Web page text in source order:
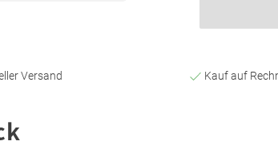
Versand Kauf auf